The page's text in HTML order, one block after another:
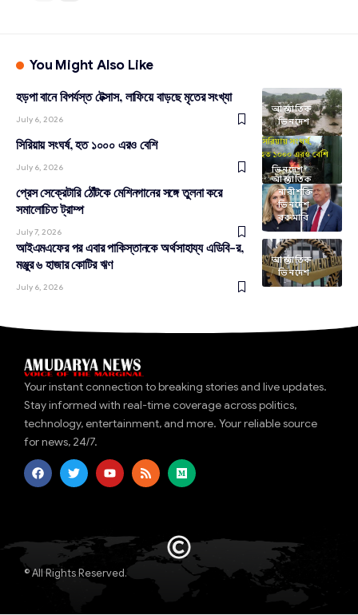
You Might Also Like
আন্তর্জাতিক
ভিনদেশ
হড়পা বানে বিপর্যস্ত টেক্সাস, লাফিয়ে বাড়ছে মৃতের সংখ্যা
July 6, 2026
ভিনদেশ
সিরিয়ায় সংঘর্ষ, হত ১০০০ এরও বেশি
July 6, 2026
আন্তর্জাতিক
নারীশক্তি
ভিনদেশ
রকমারি
প্রেস সেক্রেটারি ঠোঁটকে মেশিনগানের সঙ্গে তুলনা করে
সমালোচিত ট্রাম্প
July 7, 2026
আন্তর্জাতিক
ভিনদেশ
আইএমএফের পর এবার পাকিস্তানকে অর্থসাহায্য এডিবি-র,
মঞ্জুর ৬ হাজার কোটির ঋণ
July 6, 2026
Your instant connection to breaking stories and live updates.
Stay informed with real-time coverage across politics,
technology, entertainment, and more. Your reliable source
for news, 24/7.
© All Rights Reserved.